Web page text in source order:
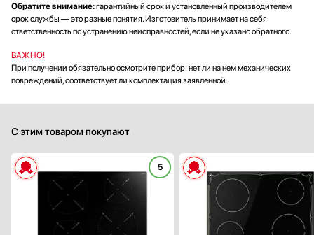
Обратите внимание:гарантийный срок и установленный производителем
срок службы — это разные понятия. Изготовитель принимает на себя
ответственность по устранению неисправностей, если не указано обратного.
ВАЖНО!
При получении обязательно осмотрите прибор: нет ли на нем механических
повреждений, соответствует ли комплектация заявленной.
С этим товаром покупают
5
Габариты (ВхШхГ), см:
Панель конфорок:
Общее количество конфорок: